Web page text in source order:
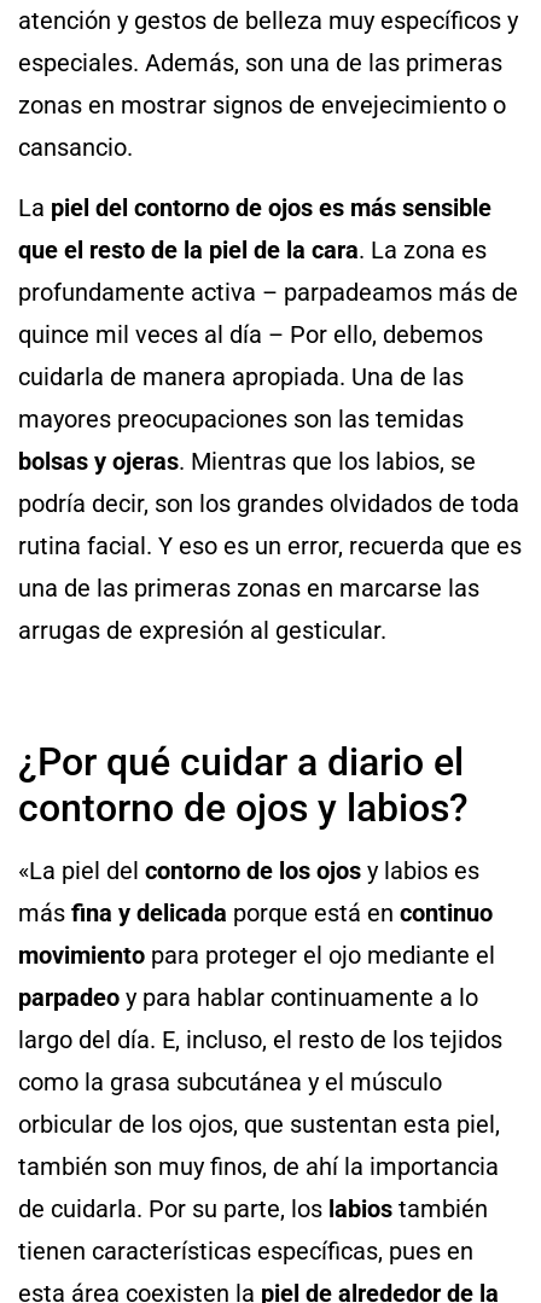
atención y gestos de belleza muy específicos y
especiales. Además, son una de las primeras
zonas en mostrar signos de envejecimiento o
cansancio.
La piel del contorno de ojos es más sensible
que el resto de la piel de la cara. La zona es
profundamente activa – parpadeamos más de
quince mil veces al día – Por ello, debemos
cuidarla de manera apropiada. Una de las
mayores preocupaciones son las temidas
bolsas y ojeras. Mientras que los labios, se
podría decir, son los grandes olvidados de toda
rutina facial. Y eso es un error, recuerda que es
una de las primeras zonas en marcarse las
arrugas de expresión al gesticular.
¿Por qué cuidar a diario el
contorno de ojos y labios?
«La piel del contorno de los ojos y labios es
más fina y delicada porque está en continuo
movimiento para proteger el ojo mediante el
parpadeo y para hablar continuamente a lo
largo del día. E, incluso, el resto de los tejidos
como la grasa subcutánea y el músculo
orbicular de los ojos, que sustentan esta piel,
también son muy finos, de ahí la importancia
de cuidarla. Por su parte, los labios también
tienen características específicas, pues en
esta área coexisten la piel de alrededor de la